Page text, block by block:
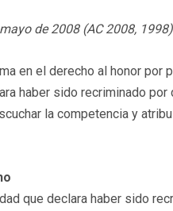
de 2008 (AC 2008,
en el derecho al honor por
haber sido recriminado
la competencia y
que declara haber sido